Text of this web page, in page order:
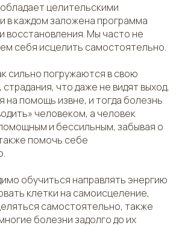
целительскими
в каждом заложена программа
восстановления. Мы часто не
себя исцелить самостоятельно.
сильно погружаются в свою
что даже не видят выход,
на помощь извне, и тогда болезнь
человеком, а человек
и бессильным, забывая о
помочь себе
обучиться направлять энергию
клетки на самоисцеление,
самостоятельно, также
болезни задолго до их